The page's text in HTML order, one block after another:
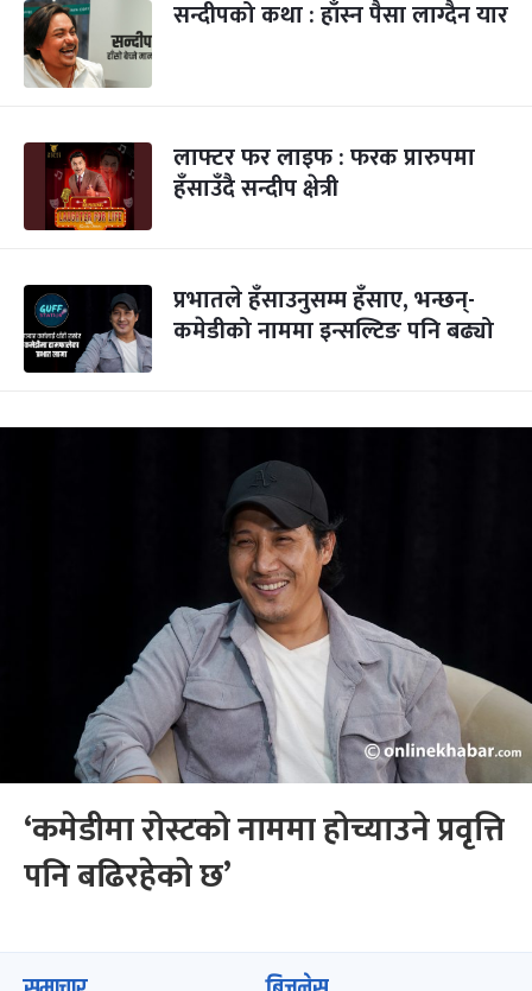
सन्दीपको कथा : हाँस्न पैसा लाग्दैन यार
लाफ्टर फर लाइफ : फरक प्रारुपमा
हँसाउँदै सन्दीप क्षेत्री
प्रभातले हँसाउनुसम्म हँसाए, भन्छन्-
कमेडीको नाममा इन्सल्टिङ पनि बढ्यो
‘कमेडीमा रोस्टको नाममा होच्याउने प्रवृत्ति
पनि बढिरहेको छ’